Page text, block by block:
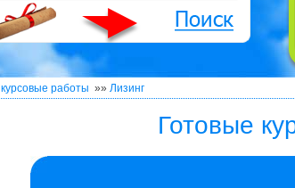
курсовые работы »» Лизинг
Готовые